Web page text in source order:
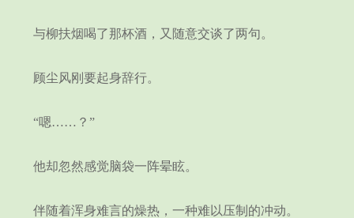
与柳扶烟喝了那杯酒，又随意交谈了两句。
顾尘风刚要起身辞行。
“嗯……？”
他却忽然感觉脑袋一阵晕眩。
伴随着浑身难言的燥热，一种难以压制的冲动。